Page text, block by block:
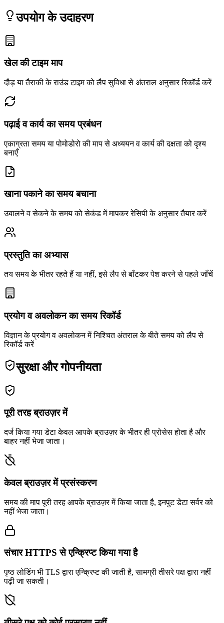
उपयोग के उदाहरण
खेल की टाइम माप
दौड़ या तैराकी के राउंड टाइम को लैप सुविधा से अंतराल अनुसार रिकॉर्ड करें
पढ़ाई व कार्य का समय प्रबंधन
एकाग्रता समय या पोमोडोरो की माप से अध्ययन व कार्य की दक्षता को दृश्य
बनाएँ
खाना पकाने का समय बचाना
उबालने व सेकने के समय को सेकंड में मापकर रेसिपी के अनुसार तैयार करें
प्रस्तुति का अभ्यास
तय समय के भीतर रहते हैं या नहीं, इसे लैप से बाँटकर पेश करने से पहले जाँचें
प्रयोग व अवलोकन का समय रिकॉर्ड
विज्ञान के प्रयोग व अवलोकन में निश्चित अंतराल के बीते समय को लैप से
रिकॉर्ड करें
सुरक्षा और गोपनीयता
पूरी तरह ब्राउज़र में
दर्ज किया गया डेटा केवल आपके ब्राउज़र के भीतर ही प्रोसेस होता है और
बाहर नहीं भेजा जाता।
केवल ब्राउज़र में प्रसंस्करण
समय की माप पूरी तरह आपके ब्राउज़र में किया जाता है, इनपुट डेटा सर्वर को
नहीं भेजा जाता।
संचार HTTPS से एन्क्रिप्ट किया गया है
पृष्ठ लोडिंग भी TLS द्वारा एन्क्रिप्ट की जाती है, सामग्री तीसरे पक्ष द्वारा नहीं
पढ़ी जा सकती।